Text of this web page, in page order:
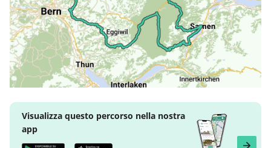
Visualizza questo percorso nella nostra
app